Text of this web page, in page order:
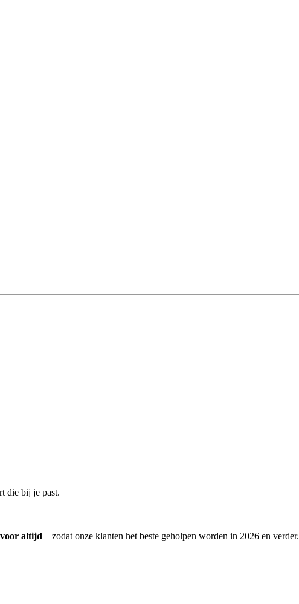
die bij je past.
voor altijd – zodat onze klanten het beste geholpen worden in 2026 en verder.